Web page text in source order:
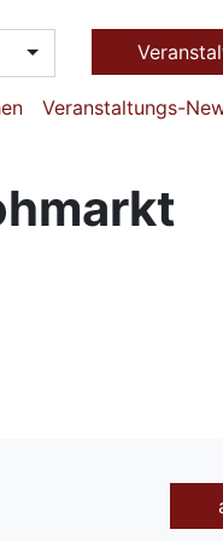
Veranstaltungs-